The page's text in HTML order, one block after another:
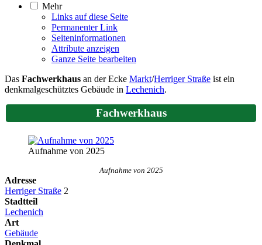
Mehr
Links auf diese Seite
Permanenter Link
Seiten­­informationen
Attribute anzeigen
Ganze Seite bearbeiten
Das Fachwerkhaus an der Ecke Markt/Herriger Straße ist ein
denkmalgeschütztes Gebäude in Lechenich.
Fachwerkhaus
Aufnahme von 2025
Aufnahme von 2025
Adresse
Herriger Straße 2
Stadtteil
Lechenich
Art
Gebäude